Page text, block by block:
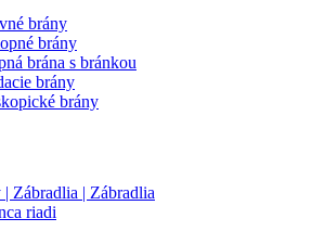
brány
brány
brána s bránkou
brány
brány
| Zábradlia | Zábradlia
riadi